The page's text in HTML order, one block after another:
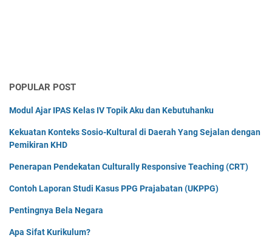
POPULAR POST
Modul Ajar IPAS Kelas IV Topik Aku dan Kebutuhanku
Kekuatan Konteks Sosio-Kultural di Daerah Yang Sejalan dengan
Pemikiran KHD
Penerapan Pendekatan Culturally Responsive Teaching (CRT)
Contoh Laporan Studi Kasus PPG Prajabatan (UKPPG)
Pentingnya Bela Negara
Apa Sifat Kurikulum?